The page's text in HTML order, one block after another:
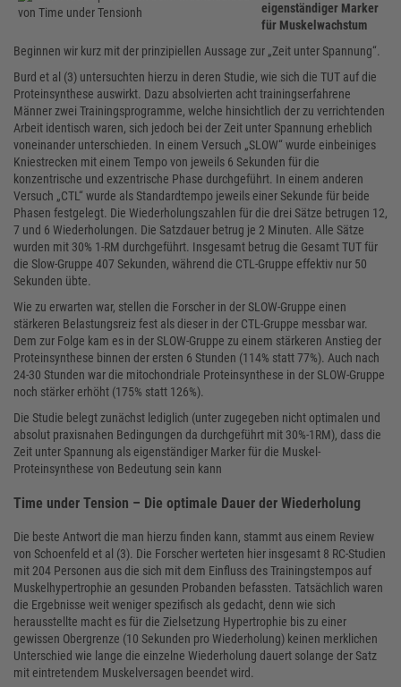
eigenständiger Marker
für Muskelwachstum
Beginnen wir kurz mit der prinzipiellen Aussage zur „Zeit unter Spannung“.
Burd et al (3) untersuchten hierzu in deren Studie, wie sich die TUT auf die
Proteinsynthese auswirkt. Dazu absolvierten acht trainingserfahrene
Männer zwei Trainingsprogramme, welche hinsichtlich der zu verrichtenden
Arbeit identisch waren, sich jedoch bei der Zeit unter Spannung erheblich
voneinander unterschieden. In einem Versuch „SLOW“ wurde einbeiniges
Kniestrecken mit einem Tempo von jeweils 6 Sekunden für die
konzentrische und exzentrische Phase durchgeführt. In einem anderen
Versuch „CTL“ wurde als Standardtempo jeweils einer Sekunde für beide
Phasen festgelegt. Die Wiederholungszahlen für die drei Sätze betrugen 12,
7 und 6 Wiederholungen. Die Satzdauer betrug je 2 Minuten. Alle Sätze
wurden mit 30% 1-RM durchgeführt. Insgesamt betrug die Gesamt TUT für
die Slow-Gruppe 407 Sekunden, während die CTL-Gruppe effektiv nur 50
Sekunden übte.
Wie zu erwarten war, stellen die Forscher in der SLOW-Gruppe einen
stärkeren Belastungsreiz fest als dieser in der CTL-Gruppe messbar war.
Dem zur Folge kam es in der SLOW-Gruppe zu einem stärkeren Anstieg der
Proteinsynthese binnen der ersten 6 Stunden (114% statt 77%). Auch nach
24-30 Stunden war die mitochondriale Proteinsynthese in der SLOW-Gruppe
noch stärker erhöht (175% statt 126%).
Die Studie belegt zunächst lediglich (unter zugegeben nicht optimalen und
absolut praxisnahen Bedingungen da durchgeführt mit 30%-1RM), dass die
Zeit unter Spannung als eigenständiger Marker für die Muskel-
Proteinsynthese von Bedeutung sein kann
Time under Tension – Die optimale Dauer der Wiederholung
Die beste Antwort die man hierzu finden kann, stammt aus einem Review
von Schoenfeld et al (3). Die Forscher werteten hier insgesamt 8 RC-Studien
mit 204 Personen aus die sich mit dem Einfluss des Trainingstempos auf
Muskelhypertrophie an gesunden Probanden befassten. Tatsächlich waren
die Ergebnisse weit weniger spezifisch als gedacht, denn wie sich
herausstellte macht es für die Zielsetzung Hypertrophie bis zu einer
gewissen Obergrenze (10 Sekunden pro Wiederholung) keinen merklichen
Unterschied wie lange die einzelne Wiederholung dauert solange der Satz
mit eintretendem Muskelversagen beendet wird.